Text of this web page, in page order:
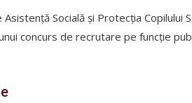
Asistență Socială și Protecția
concurs de recrutare pe funcție